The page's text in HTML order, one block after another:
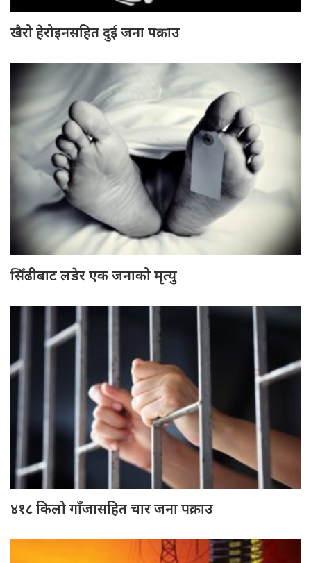
खैरो हेरोइनसहित दुई जना पक्राउ
सिँढीबाट लडेर एक जनाको मृत्यु
४१८ किलो गाँजासहित चार जना पक्राउ